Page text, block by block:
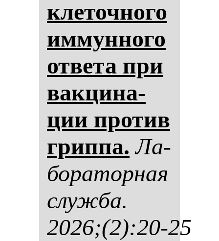
кле­точ­но­го
им­мун­но­го
от­ве­та при
вак­ци­на­
ции про­тив
грип­па. Ла­
бо­ра­тор­ная
служ­ба.
2026;(2):20-25